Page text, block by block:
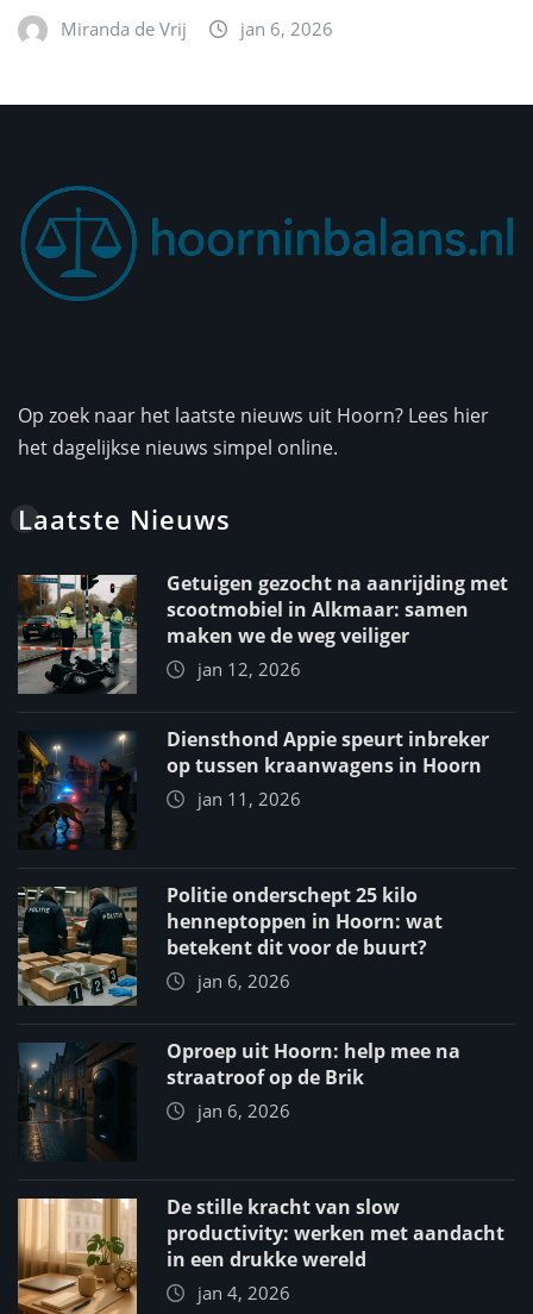
Miranda de Vrij jan 6, 2026
Op zoek naar het laatste nieuws uit Hoorn? Lees hier
het dagelijkse nieuws simpel online.
Laatste Nieuws
Getuigen gezocht na aanrijding met
scootmobiel in Alkmaar: samen
maken we de weg veiliger
jan 12, 2026
Diensthond Appie speurt inbreker
op tussen kraanwagens in Hoorn
jan 11, 2026
Politie onderschept 25 kilo
henneptoppen in Hoorn: wat
betekent dit voor de buurt?
jan 6, 2026
Oproep uit Hoorn: help mee na
straatroof op de Brik
jan 6, 2026
De stille kracht van slow
productivity: werken met aandacht
in een drukke wereld
jan 4, 2026